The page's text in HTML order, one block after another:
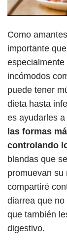
Como
importante
incómodos
puede tener
dieta hasta
es ayudarles
las formas
controlando
blandas que
promuevan su
compartiré
diarrea que
que también
digestivo.